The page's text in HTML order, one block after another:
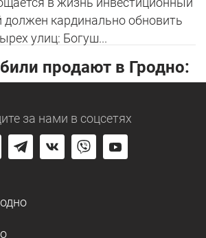
должен кардинально обновить
улиц: Богуш...
продают в Гродно:
за нами в соцсетях